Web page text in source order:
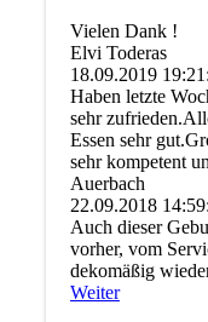
Vielen Dank !
Elvi Toderas
18.09.2019
Haben letzte
sehr
Essen sehr
sehr kompetent
Auerbach
22.09.2018
Auch dieser
vorher, vom
dekomäßig
Weiter